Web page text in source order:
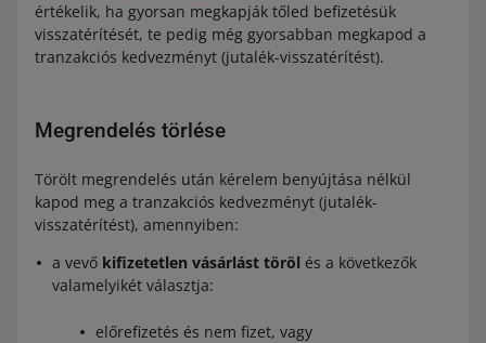
értékelik, ha gyorsan megkapják tőled befizetésük
visszatérítését, te pedig még gyorsabban megkapod a
tranzakciós kedvezményt (jutalék-visszatérítést).
Megrendelés törlése
Törölt megrendelés után kérelem benyújtása nélkül
kapod meg a tranzakciós kedvezményt (jutalék-
visszatérítést), amennyiben:
a vevő kifizetetlen vásárlást töröl és a következők
valamelyikét választja:
előrefizetés és nem fizet, vagy